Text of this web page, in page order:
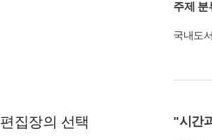
주제 분
국내도
편집장의 선택 "시간